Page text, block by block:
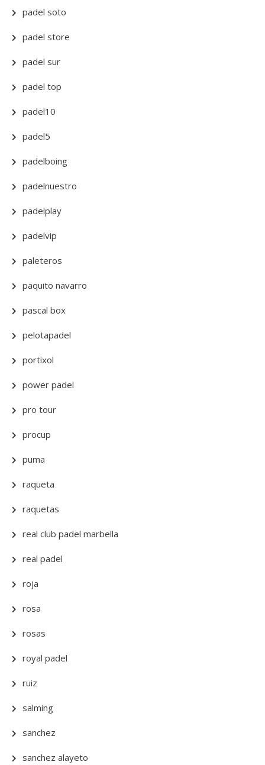
padel soto
padel store
padel sur
padel top
padel10
padel5
padelboing
padelnuestro
padelplay
padelvip
paleteros
paquito navarro
pascal box
pelotapadel
portixol
power padel
pro tour
procup
puma
raqueta
raquetas
real club padel marbella
real padel
roja
rosa
rosas
royal padel
ruiz
salming
sanchez
sanchez alayeto